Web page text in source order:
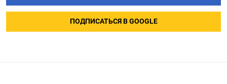
ПОДПИСАТЬСЯ В GOOGLE